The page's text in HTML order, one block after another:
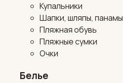
Купальники
Шапки, шляпы, панамы
Пляжная обувь
Пляжные сумки
Очки
Белье